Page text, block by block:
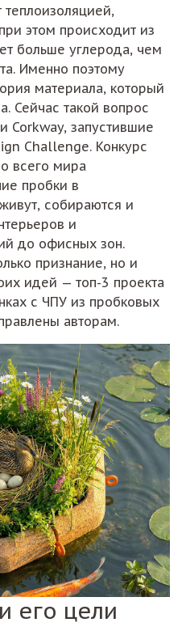
теплоизоляцией,
этом происходит из
больше углерода, чем
Именно поэтому
материала, который
Сейчас такой вопрос
Corkway, запустившие
Challenge. Конкурс
всего мира
пробки в
собираются и
и
до офисных зон.
признание, но и
идей — топ-3 проекта
с ЧПУ из пробковых
авторам.
его цели